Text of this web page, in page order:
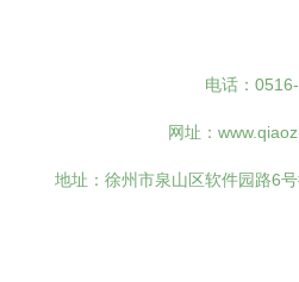
电话：
网址：
地址：徐州市泉山区软件园路6